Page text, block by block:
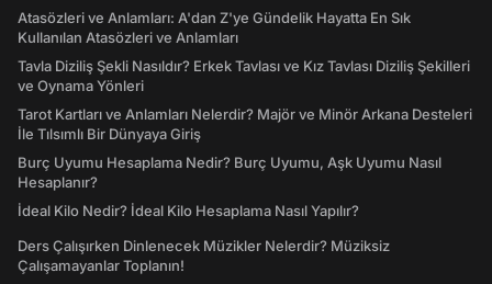
Atasözleri ve Anlamları: A'dan Z'ye Gündelik Hayatta En Sık
Kullanılan Atasözleri ve Anlamları
Tavla Diziliş Şekli Nasıldır? Erkek Tavlası ve Kız Tavlası Diziliş Şekilleri
ve Oynama Yönleri
Tarot Kartları ve Anlamları Nelerdir? Majör ve Minör Arkana Desteleri
İle Tılsımlı Bir Dünyaya Giriş
Burç Uyumu Hesaplama Nedir? Burç Uyumu, Aşk Uyumu Nasıl
Hesaplanır?
İdeal Kilo Nedir? İdeal Kilo Hesaplama Nasıl Yapılır?
Ders Çalışırken Dinlenecek Müzikler Nelerdir? Müziksiz
Çalışamayanlar Toplanın!